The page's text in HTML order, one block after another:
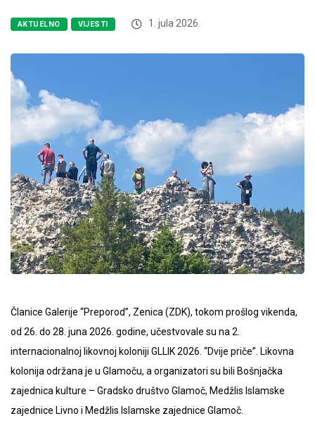
AKTUELNO VIJESTI 1. jula 2026.
Članice Galerije “Preporod”, Zenica (ZDK), tokom prošlog vikenda,
od 26. do 28. juna 2026. godine, učestvovale su na 2.
internacionalnoj likovnoj koloniji GLLIK 2026. “Dvije priče”. Likovna
kolonija održana je u Glamoču, a organizatori su bili Bošnjačka
zajednica kulture – Gradsko društvo Glamoč, Medžlis Islamske
zajednice Livno i Medžlis Islamske zajednice Glamoč.